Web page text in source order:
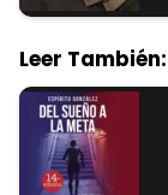
Leer También: